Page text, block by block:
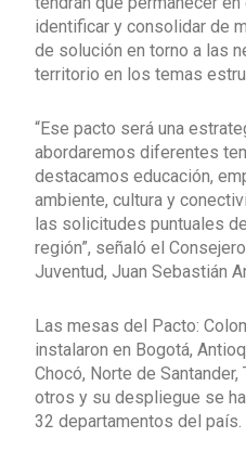
identificar y consolidar de
de solución en torno a las
territorio en los temas
“Ese pacto será una
abordaremos diferentes
destacamos educación,
ambiente, cultura y
las solicitudes puntuales
región”, señaló el
Juventud, Juan Sebastián
Las mesas del Pacto:
instalaron en Bogotá,
Chocó, Norte de
otros y su despliegue se
32 departamentos del país.